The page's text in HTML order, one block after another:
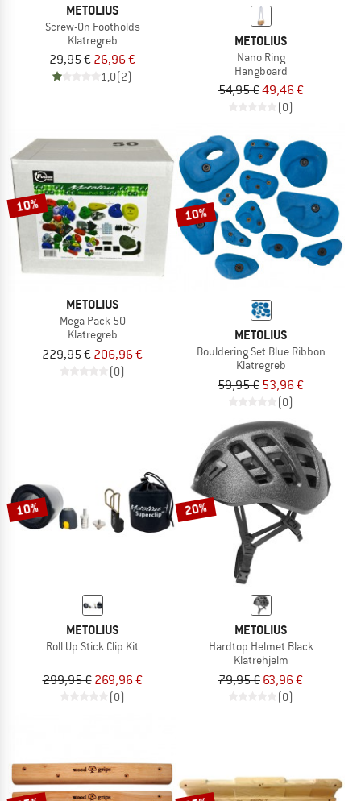
METOLIUS
Screw-On Footholds
Klatregreb
29,95 € 26,96 €
1,0(2)
METOLIUS
Nano Ring
Hangboard
54,95 €49,46 €
(0)
10%
METOLIUS
Mega Pack 50
Klatregreb
229,95 € 206,96 €
(0)
10%
METOLIUS
Bouldering Set Blue Ribbon
Klatregreb
59,95 € 53,96 €
(0)
10%
METOLIUS
Roll Up Stick Clip Kit
299,95 € 269,96 €
(0)
20%
METOLIUS
Hardtop Helmet Black
Klatrehjelm
79,95 € 63,96 €
(0)